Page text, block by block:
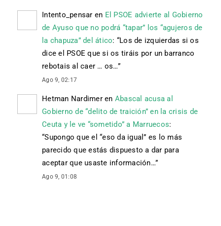
Intento_pensar en El PSOE advierte al Gobierno
de Ayuso que no podrá “tapar” los “agujeros de
la chapuza” del ático: “Los de izquierdas si os
dice el PSOE que si os tiráis por un barranco
rebotais al caer … os…”
Ago 9, 02:17
Hetman Nardimeren Abascal acusa al
Gobierno de “delito de traición” en la crisis de
Ceuta y le ve “sometido” a Marruecos:
“Supongo que el “eso da igual” es lo más
parecido que estás dispuesto a dar para
aceptar que usaste información…”
Ago 9, 01:08